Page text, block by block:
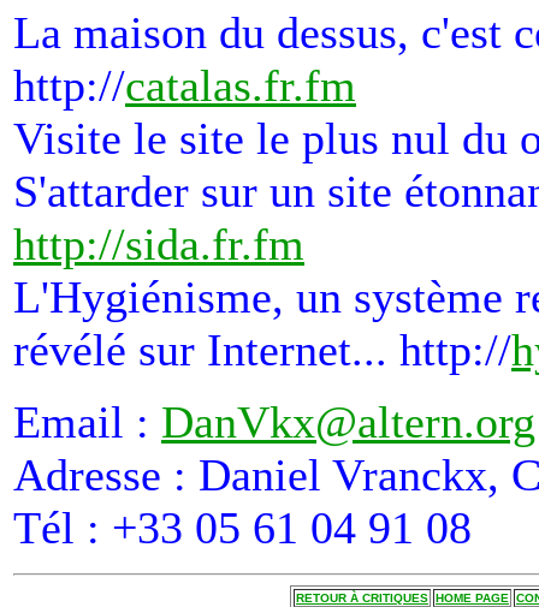
La maison du dessus, c'est
http://catalas.fr.fm
Visite le site le plus nul du
S'attarder sur un site
http://sida.fr.fm
L'Hygiénisme, un système
révélé sur Internet... http://
Email : DanVkx@altern.org
Adresse : Daniel Vranckx,
Tél : +33 05 61 04 91 08
RETOUR À CRITIQUES HOME PAGE